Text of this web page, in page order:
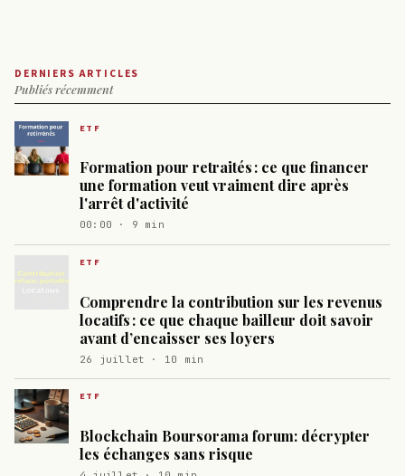
DERNIERS ARTICLES
Publiés récemment
ETF
Formation pour retraités : ce que financer
une formation veut vraiment dire après
l'arrêt d'activité
00:00 · 9 min
ETF
Comprendre la contribution sur les revenus
locatifs : ce que chaque bailleur doit savoir
avant d’encaisser ses loyers
26 juillet · 10 min
ETF
Blockchain Boursorama forum: décrypter
les échanges sans risque